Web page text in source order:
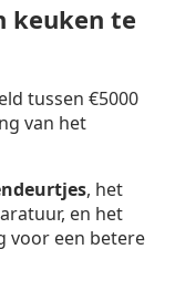
keuken te
tussen €5000
van het
, het
en het
voor een betere